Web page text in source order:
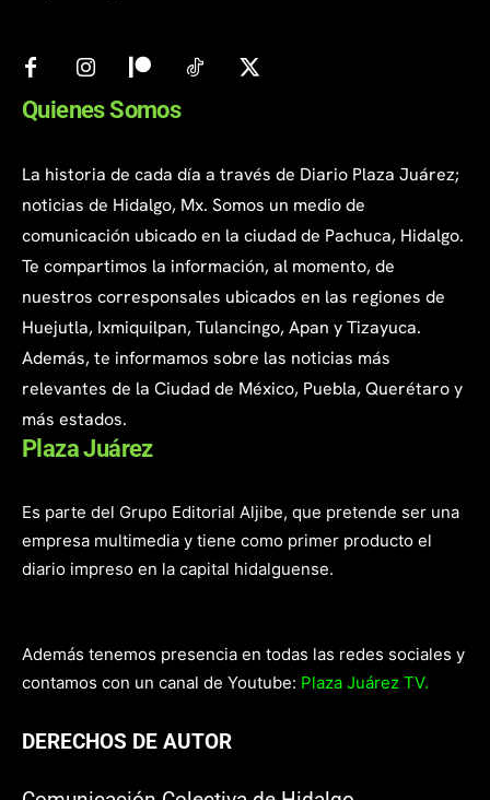
Quienes Somos
La historia de cada día a través de Diario Plaza Juárez;
noticias de Hidalgo, Mx. Somos un medio de
comunicación ubicado en la ciudad de Pachuca, Hidalgo.
Te compartimos la información, al momento, de
nuestros corresponsales ubicados en las regiones de
Huejutla, Ixmiquilpan, Tulancingo, Apan y Tizayuca.
Además, te informamos sobre las noticias más
relevantes de la Ciudad de México, Puebla, Querétaro y
más estados.
Plaza Juárez
Es parte del Grupo Editorial Aljibe, que pretende ser una
empresa multimedia y tiene como primer producto el
diario impreso en la capital hidalguense.
Además tenemos presencia en todas las redes sociales y
contamos con un canal de Youtube: Plaza Juárez TV.
DERECHOS DE AUTOR